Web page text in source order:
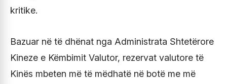
kritike.
Bazuar në të dhënat nga Administrata Shtetërore
Kineze e Këmbimit Valutor, rezervat valutore të
Kinës mbeten më të mëdhatë në botë me më